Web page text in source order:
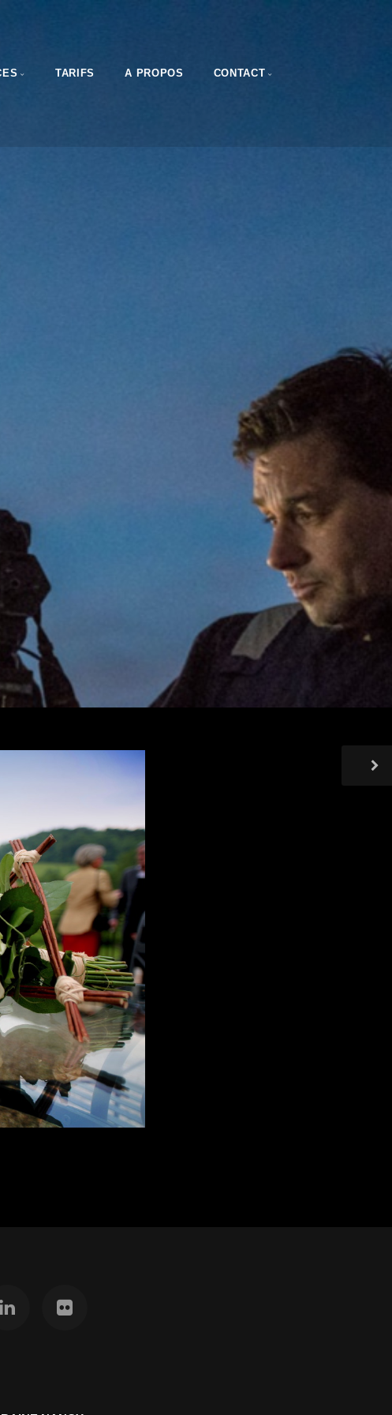
TARIFS A PROPOS CONTACT